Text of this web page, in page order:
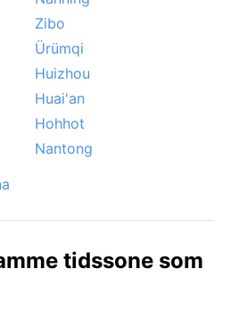
Zibo
Ürümqi
Huizhou
Huai'an
Hohhot
Nantong
tidssone som